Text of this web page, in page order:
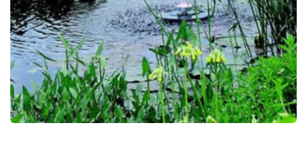
Inspiration
Køb gavekort
Inspiration
Galleri
Kundeservice